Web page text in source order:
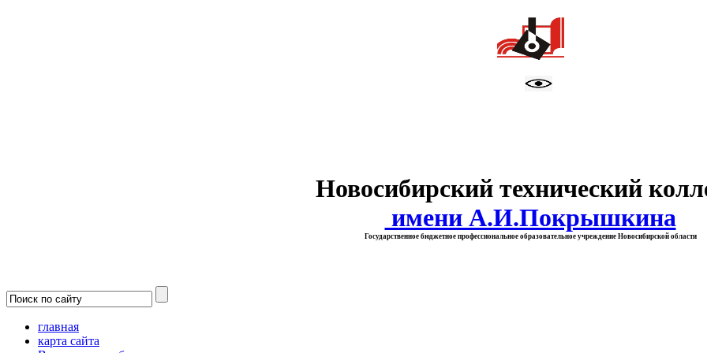
Новосибирский технический
имени А.И.Покрышкина
Государственное бюджетное профессиональное образовательное учреждение Новосибирской области
главная
карта сайта